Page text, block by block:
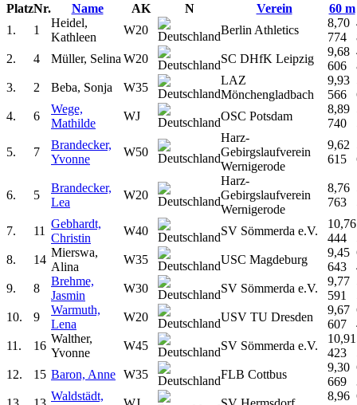
PlatzNr. Name AK N Verein
60 m
1.
1
Heidel,
Kathleen
W20 Berlin Athletics
8,70
774
2.
4 Müller, Selina W20 SC DHfK Leipzig
9,68
606
3.
2 Beba, Sonja W35
LAZ
Mönchengladbach
9,93
566
4.
6
Wege,
Mathilde
WJ OSC Potsdam
8,89
740
5. 7
Brandecker,
Yvonne
W50
Harz-
Gebirgslaufverein
Wernigerode
9,62
615
6. 5
Brandecker,
Lea
W20
Harz-
Gebirgslaufverein
Wernigerode
8,76
763
7. 11
Gebhardt,
Christin
W40 SV Sömmerda e.V.
10,76
444
8.
14
Mierswa,
Alina
W35 USC Magdeburg
9,45
643
9.
8
Brehme,
Jasmin
W30 SV Sömmerda e.V.
9,77
591
10.
9
Warmuth,
Lena
W20 USV TU Dresden
9,67
607
11.
16
Walther,
Yvonne
W45 SV Sömmerda e.V.
10,91
423
12.
15 Baron, Anne W35 FLB Cottbus
9,30
669
Waldstädt,
8,96